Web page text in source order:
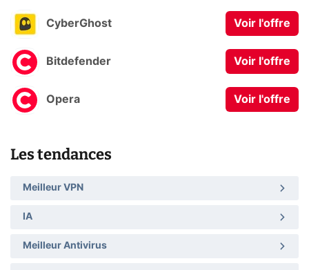
CyberGhost Voir l'offre
Bitdefender Voir l'offre
Opera Voir l'offre
Les tendances
Meilleur VPN
IA
Meilleur Antivirus